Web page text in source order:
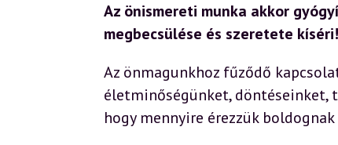
Az önismereti munka akkor
megbecsülése és szeretete kíséri!
Az önmagunkhoz fűződő
életminőségünket, döntéseinket,
hogy mennyire érezzük